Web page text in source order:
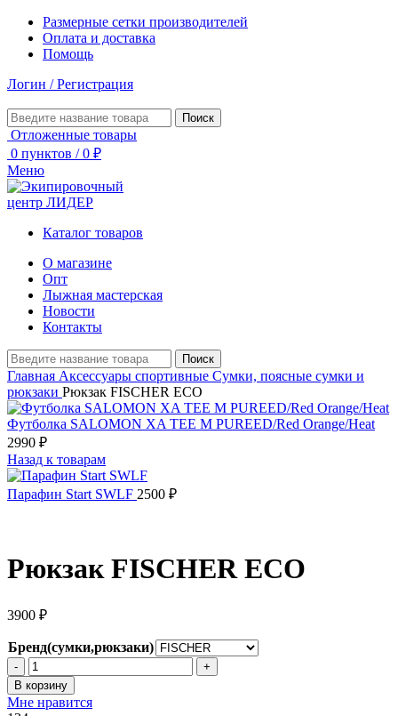
Размерные сетки производителей
Оплата и доставка
Помощь
Логин / Регистрация
Поиск
Отложенные товары
0 пунктов / 0 ₽
Меню
Каталог товаров
О магазине
Опт
Лыжная мастерская
Новости
Контакты
Поиск
Главная Аксессуары спортивные Сумки, поясные сумки и
рюкзаки Рюкзак FISCHER ECO
Футболка SALOMON XA TEE M PUREED/Red Orange/Heat
2990 ₽
Назад к товарам
Парафин Start SWLF 2500 ₽
Рюкзак FISCHER ECO
3900 ₽
Бренд(сумки,рюкзаки)
Количество
товара
Рюкзак
FISCHER
В корзину
Мне нравится